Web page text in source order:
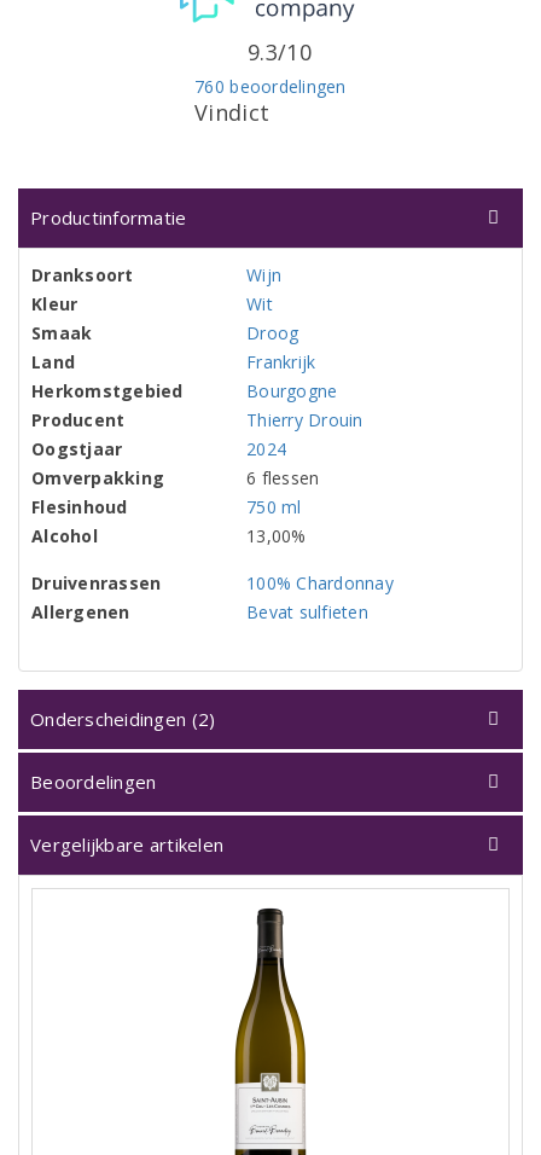
Vindict
760 beoordelingen
9.3/10
Productinformatie
Dranksoort
Wijn
Kleur
Wit
Smaak
Droog
Land
Frankrijk
Herkomstgebied
Bourgogne
Producent
Thierry Drouin
Oogstjaar
2024
Omverpakking
6 flessen
Flesinhoud
750 ml
Alcohol
13,00%
Druivenrassen
100% Chardonnay
Allergenen
Bevat sulfieten
Onderscheidingen (2)
Beoordelingen
Vergelijkbare artikelen